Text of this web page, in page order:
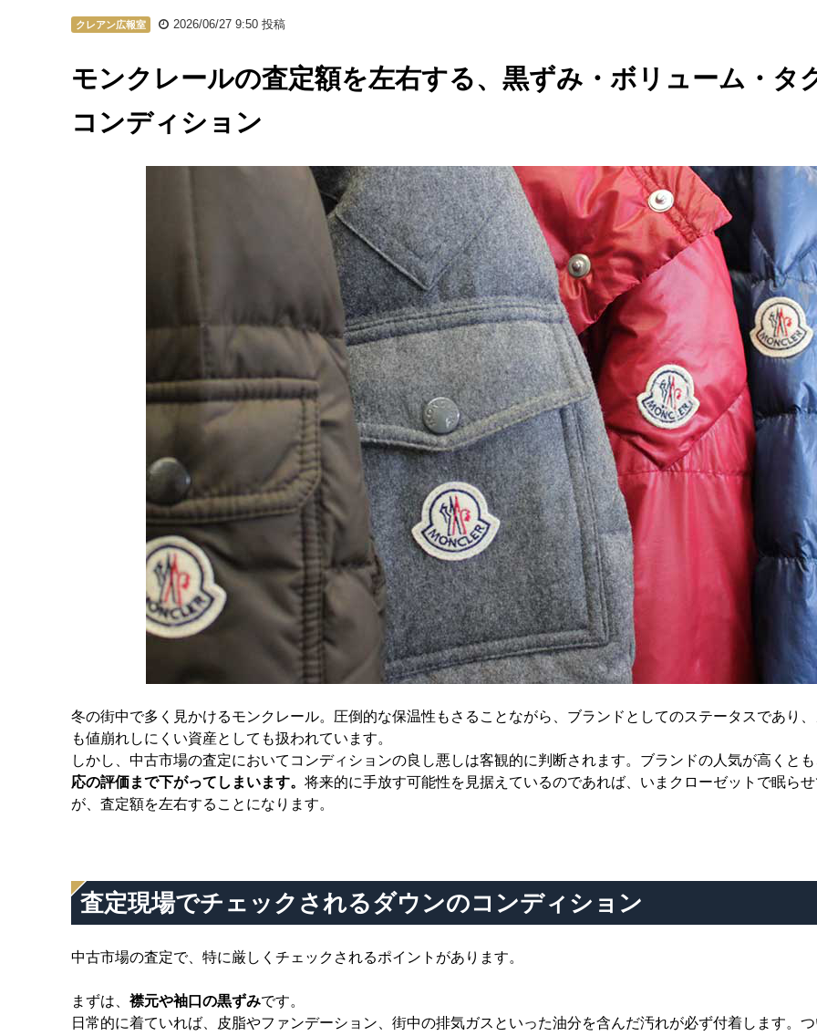
クレアン広報室 2026/06/27 9:50投稿
モンクレールの査定額を左右する、黒ずみ・ボリューム・タ
コンディション
冬の街中で多く見かけるモンクレール。圧倒的な保温性もさることながら、ブランドとしてのステータスであり
も値崩れしにくい資産としても扱われています。
しかし、中古市場の査定においてコンディションの良し悪しは客観的に判断されます。ブランドの人気が高くと
応の評価まで下がってしまいます。 将来的に手放す可能性を見据えているのであれば、いまクローゼットで眠ら
が、査定額を左右することになります。
査定現場でチェックされるダウンのコンディション
中古市場の査定で、特に厳しくチェックされるポイントがあります。
まずは、 襟元や袖口の黒ずみです。
日常的に着ていれば、皮脂やファンデーション、街中の排気ガスといった油分を含んだ汚れが必ず付着します。